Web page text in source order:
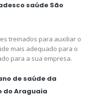
saúde São
treinados para auxiliar o
mais adequado para o
para a sua empresa.
de saúde da
do Araguaia